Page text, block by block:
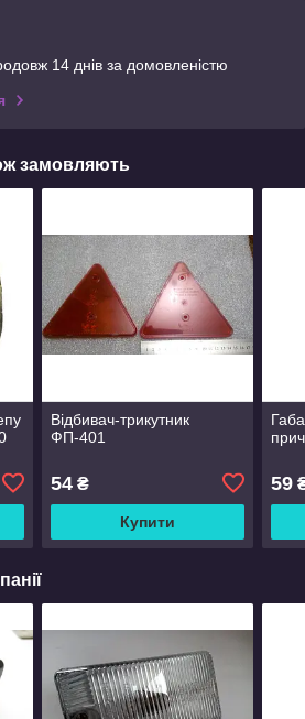
14 днів за домовленістю
замовляють
Відбивач-трикутник
ФП-401
54₴
Купити
59